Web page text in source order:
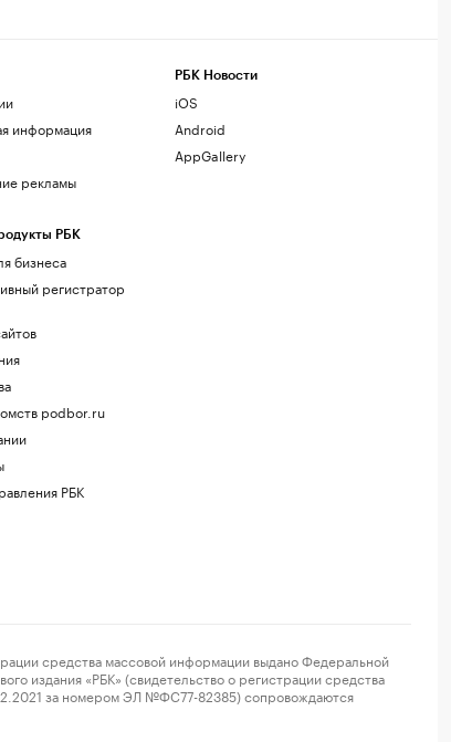
информация
рекламы
РБК
бизнеса
регистратор
podbor.ru
РБК
РБК Новости
iOS
Android
AppGallery
средства массовой информации выдано Федеральной
издания «РБК» (свидетельство о регистрации средства
за номером ЭЛ №ФС77-82385) сопровождаются